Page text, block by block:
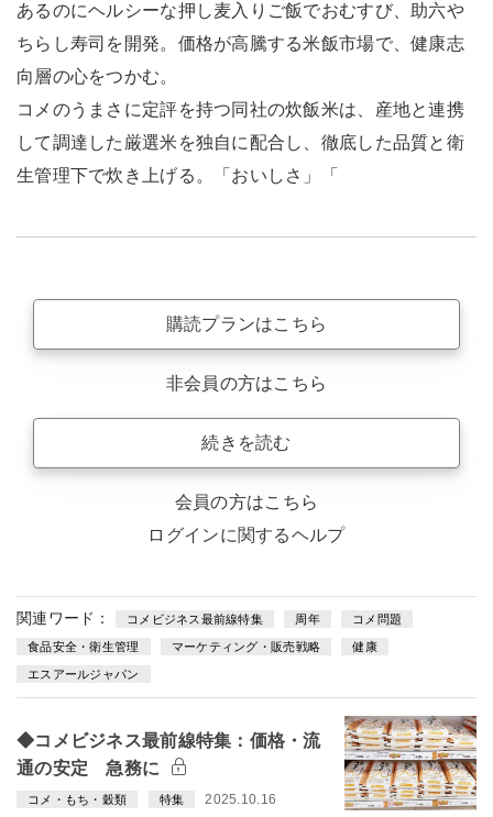
あるのにヘルシーな押し麦入りご飯でおむすび、助六や
ちらし寿司を開発。価格が高騰する米飯市場で、健康志
向層の心をつかむ。
コメのうまさに定評を持つ同社の炊飯米は、産地と連携
して調達した厳選米を独自に配合し、徹底した品質と衛
生管理下で炊き上げる。「おいしさ」「
購読プランはこちら
非会員の方はこちら
続きを読む
会員の方はこちら
ログインに関するヘルプ
関連ワード： コメビジネス最前線特集 周年 コメ問題
食品安全・衛生管理 マーケティング・販売戦略 健康
エスアールジャパン
◆コメビジネス最前線特集：価格・流
通の安定 急務に
コメ・もち・穀類 特集 2025.10.16